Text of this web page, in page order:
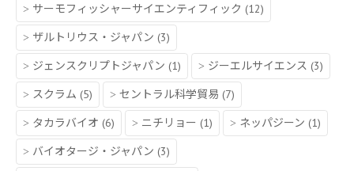
サーモフィッシャーサイエンティフィック (12)
ザルトリウス・ジャパン (3)
ジェンスクリプトジャパン (1) ジーエルサイエンス (3)
スクラム (5) セントラル科学貿易 (7)
タカラバイオ (6) ニチリョー (1) ネッパジーン (1)
バイオタージ・ジャパン (3)